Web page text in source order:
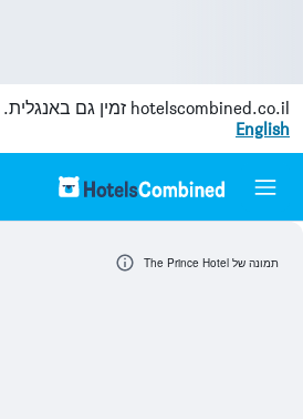
hotelscombined.co.il זמין גם באנגלית.
English
תמונה של The Prince Hotel